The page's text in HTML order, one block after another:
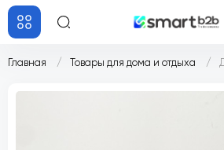
Главная Товары для дома и отдыха